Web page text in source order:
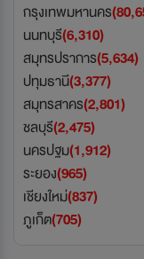
กรุงเทพมหานคร
นนทบุรี(6,310)
สมุทรปราการ(5,634)
ปทุมธานี(3,377)
สมุทรสาคร(2,801)
ชลบุรี(2,475)
นครปฐม(1,912)
ระยอง(965)
เชียงใหม่(837)
ภูเก็ต(705)